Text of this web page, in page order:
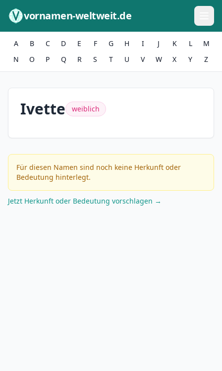
vornamen-weltweit.de
A B C D E F G H I J K L
M
N
O P Q R S T U V W X Y Z
Ivette weiblich
Für diesen Namen sind noch keine Herkunft oder
Bedeutung hinterlegt.
Jetzt Herkunft oder Bedeutung vorschlagen →